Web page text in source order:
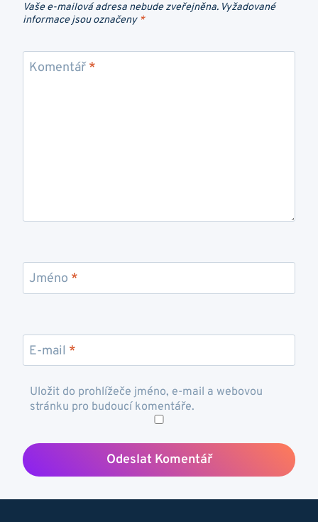
Vaše e-mailová adresa nebude zveřejněna. Vyžadované
informace jsou označeny *
Komentář *
Jméno *
E-mail *
Uložit do prohlížeče jméno, e-mail a webovou
stránku pro budoucí komentáře.